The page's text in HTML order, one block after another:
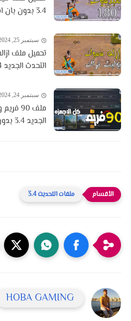
3.4 بدون بان امن جدا
سبتمبر 25, 2024
تحميل ملف
التحدث الجديد 3.4 امن...
سبتمبر 24, 2024
ملف
الجديد 3.4 بدون روت...
ملفات التحديث 3.4
HOBA GAMING